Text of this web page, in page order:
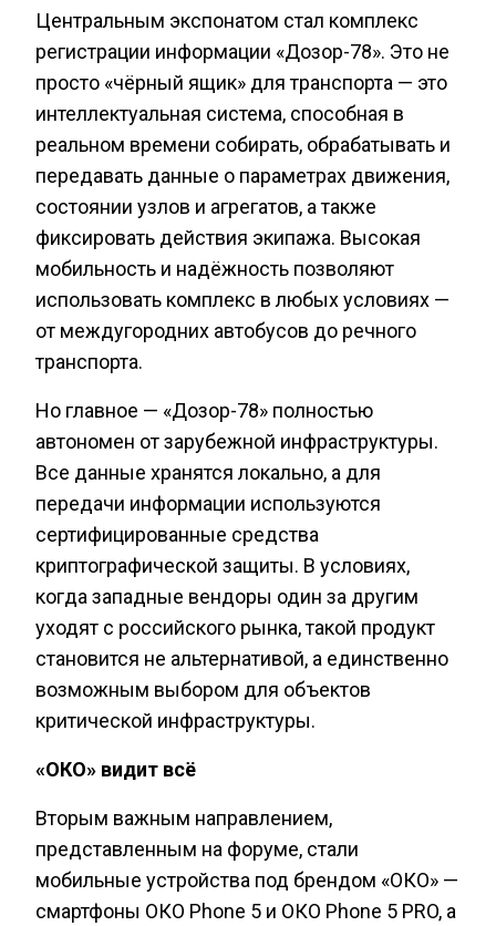
Центральным экспонатом стал комплекс
регистрации информации «Дозор-78». Это не
просто «чёрный ящик» для транспорта — это
интеллектуальная система, способная в
реальном времени собирать, обрабатывать и
передавать данные о параметрах движения,
состоянии узлов и агрегатов, а также
фиксировать действия экипажа. Высокая
мобильность и надёжность позволяют
использовать комплекс в любых условиях —
от междугородних автобусов до речного
транспорта.
Но главное — «Дозор-78» полностью
автономен от зарубежной инфраструктуры.
Все данные хранятся локально, а для
передачи информации используются
сертифицированные средства
криптографической защиты. В условиях,
когда западные вендоры один за другим
уходят с российского рынка, такой продукт
становится не альтернативой, а единственно
возможным выбором для объектов
критической инфраструктуры.
«ОКО» видит всё
Вторым важным направлением,
представленным на форуме, стали
мобильные устройства под брендом «ОКО» —
смартфоны ОКО Phone 5 и ОКО Phone 5 PRO, а